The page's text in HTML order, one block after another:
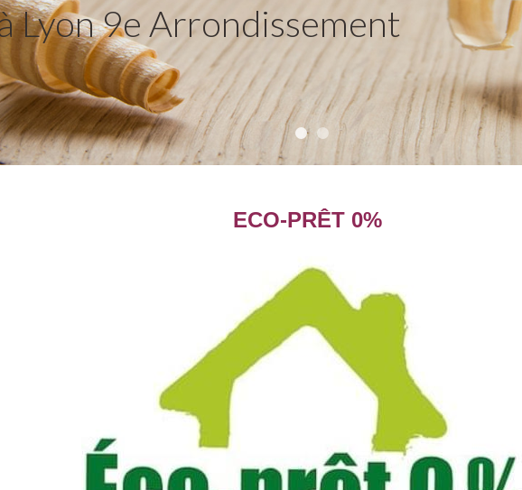
• •
Lyon 9e Arrondissement
ECO-PRÊT 0%